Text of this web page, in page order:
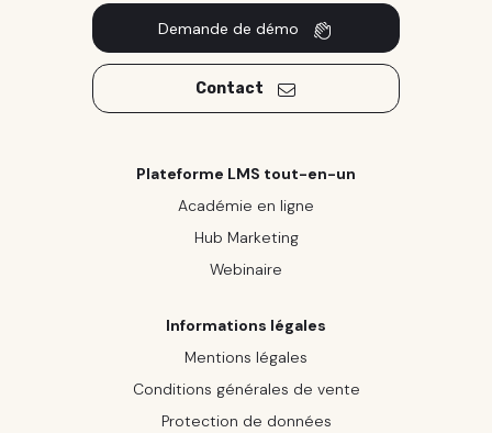
Plateforme LMS tout-en-un
Académie en ligne
Hub Marketing
Webinaire
Informations légales
Mentions légales
Conditions générales de vente
Protection de données
Demande de démo
Contact